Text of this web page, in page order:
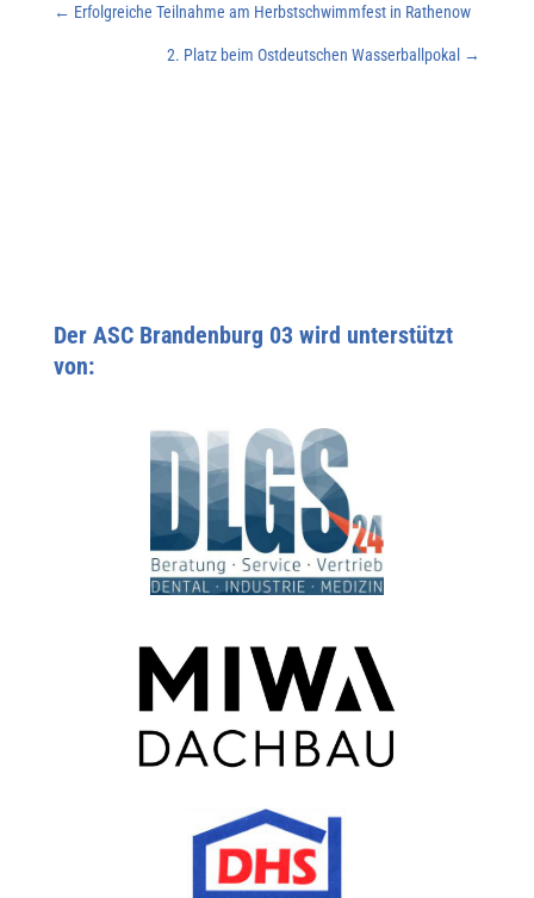
← Erfolgreiche Teilnahme am Herbstschwimmfest in Rathenow
2. Platz beim Ostdeutschen Wasserballpokal →
Der ASC Brandenburg 03 wird unterstützt
von: